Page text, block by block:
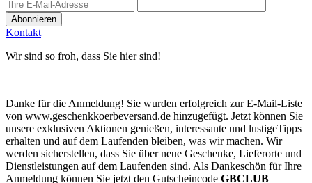
Abonnieren
Kontakt
Wir sind so froh, dass Sie hier sind!
Danke für die Anmeldung! Sie wurden erfolgreich zur E-Mail-Liste
von www.geschenkkoerbeversand.de hinzugefügt. Jetzt können Sie
unsere exklusiven Aktionen genießen, interessante und lustigeTipps
erhalten und auf dem Laufenden bleiben, was wir machen. Wir
werden sicherstellen, dass Sie über neue Geschenke, Lieferorte und
Dienstleistungen auf dem Laufenden sind. Als Dankeschön für Ihre
Anmeldung können Sie jetzt den Gutscheincode GBCLUB